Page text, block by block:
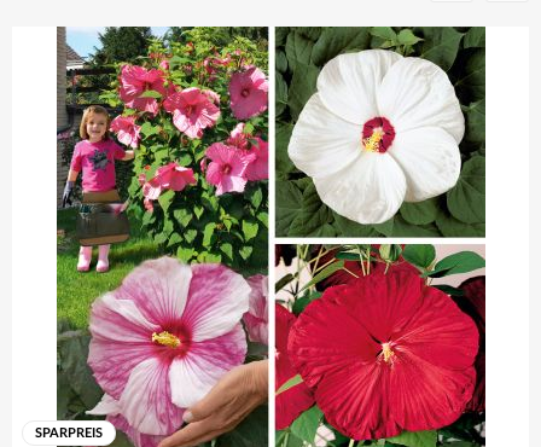
richtige Wahl!
Mehr erfahren
SPARPREIS